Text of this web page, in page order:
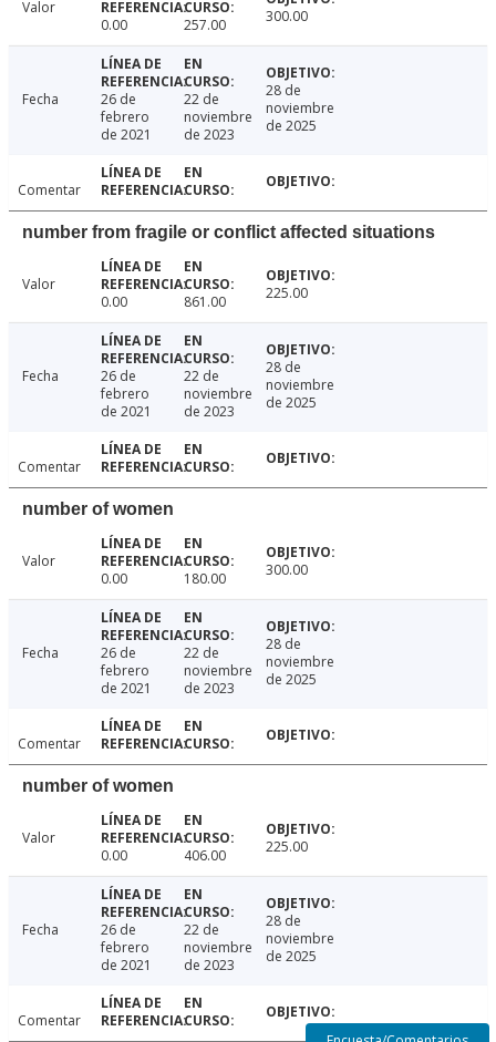
Valor
0.00
257.00 300.00
Fecha
26 de
febrero
de 2021
22 de
noviembre
de 2023
28 de
noviembre
de 2025
Comentar
number from fragile or conflict affected situations
Valor
0.00
861.00 225.00
Fecha
26 de
febrero
de 2021
22 de
noviembre
de 2023
28 de
noviembre
de 2025
Comentar
number of women
Valor
0.00
180.00 300.00
Fecha
26 de
febrero
de 2021
22 de
noviembre
de 2023
28 de
noviembre
de 2025
Comentar
number of women
Valor
0.00
406.00 225.00
Fecha
26 de
febrero
de 2021
22 de
noviembre
de 2023
28 de
noviembre
de 2025
Comentar